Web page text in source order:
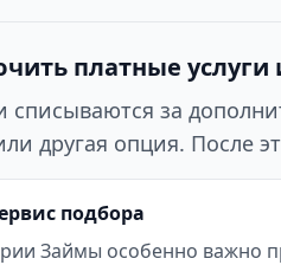
платные услуги
списываются за
другая опция. После
подбора
Займы особенно важно